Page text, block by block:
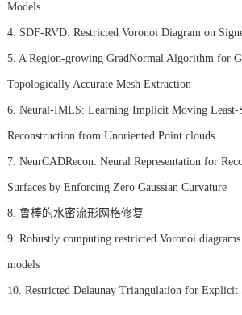
Models
4. SDF-RVD: Restricted Voronoi Diagram on
5. A Region-growing GradNormal Algorithm for
Topologically Accurate Mesh Extraction
6. Neural-IMLS: Learning Implicit Moving Least-
Reconstruction from Unoriented Point clouds
7. NeurCADRecon: Neural Representation for
Surfaces by Enforcing Zero Gaussian Curvature
8. 鲁棒的水密流形网格修复
9. Robustly computing restricted Voronoi
models
10. Restricted Delaunay Triangulation for Explicit